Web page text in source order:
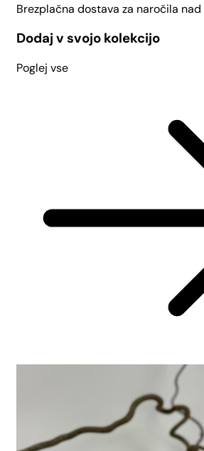
Brezplačna dostava za naročila nad
Dodaj v svojo kolekcijo
Poglej vse